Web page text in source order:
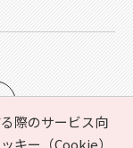
際のサービス向
キー（Cookie）